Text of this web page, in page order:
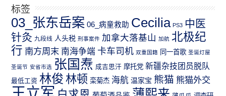
标签
03_张东岳案 06_病童救助 Cecilia PS3 中医
针灸 九段线 人头税 刑事案件 加拿大落基山 加航 北极纪
行 南方周末 南海争端 卡车司机 双重国籍 同一首歌 圣诞灯屋
圣诞节 安省市选 张国焘 成吉思汗 摩托党 新疆杂技团员脱队
最低工资 林俊 林顿 栾菊杰 海航 温家宝 熊猫 熊猫外交
王立军